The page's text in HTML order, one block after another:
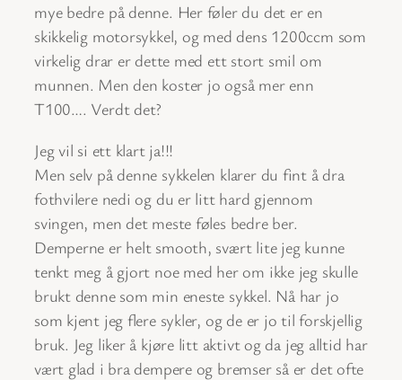
mye bedre på denne. Her føler du det er en
skikkelig motorsykkel, og med dens 1200ccm som
virkelig drar er dette med ett stort smil om
munnen. Men den koster jo også mer enn
T100…. Verdt det?
Jeg vil si ett klart ja!!!
Men selv på denne sykkelen klarer du fint å dra
fothvilere nedi og du er litt hard gjennom
svingen, men det meste føles bedre ber.
Demperne er helt smooth, svært lite jeg kunne
tenkt meg å gjort noe med her om ikke jeg skulle
brukt denne som min eneste sykkel. Nå har jo
som kjent jeg flere sykler, og de er jo til forskjellig
bruk. Jeg liker å kjøre litt aktivt og da jeg alltid har
vært glad i bra dempere og bremser så er det ofte